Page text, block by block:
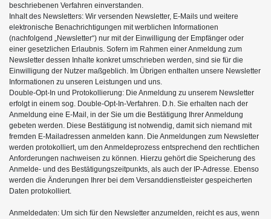
beschriebenen Verfahren einverstanden.
Inhalt des Newsletters: Wir versenden Newsletter, E-Mails und weitere
elektronische Benachrichtigungen mit werblichen Informationen
(nachfolgend „Newsletter“) nur mit der Einwilligung der Empfänger oder
einer gesetzlichen Erlaubnis. Sofern im Rahmen einer Anmeldung zum
Newsletter dessen Inhalte konkret umschrieben werden, sind sie für die
Einwilligung der Nutzer maßgeblich. Im Übrigen enthalten unsere Newsletter
Informationen zu unseren Leistungen und uns.
Double-Opt-In und Protokollierung: Die Anmeldung zu unserem Newsletter
erfolgt in einem sog. Double-Opt-In-Verfahren. D.h. Sie erhalten nach der
Anmeldung eine E-Mail, in der Sie um die Bestätigung Ihrer Anmeldung
gebeten werden. Diese Bestätigung ist notwendig, damit sich niemand mit
fremden E-Mailadressen anmelden kann. Die Anmeldungen zum Newsletter
werden protokolliert, um den Anmeldeprozess entsprechend den rechtlichen
Anforderungen nachweisen zu können. Hierzu gehört die Speicherung des
Anmelde- und des Bestätigungszeitpunkts, als auch der IP-Adresse. Ebenso
werden die Änderungen Ihrer bei dem Versanddienstleister gespeicherten
Daten protokolliert.
Anmeldedaten: Um sich für den Newsletter anzumelden, reicht es aus, wenn